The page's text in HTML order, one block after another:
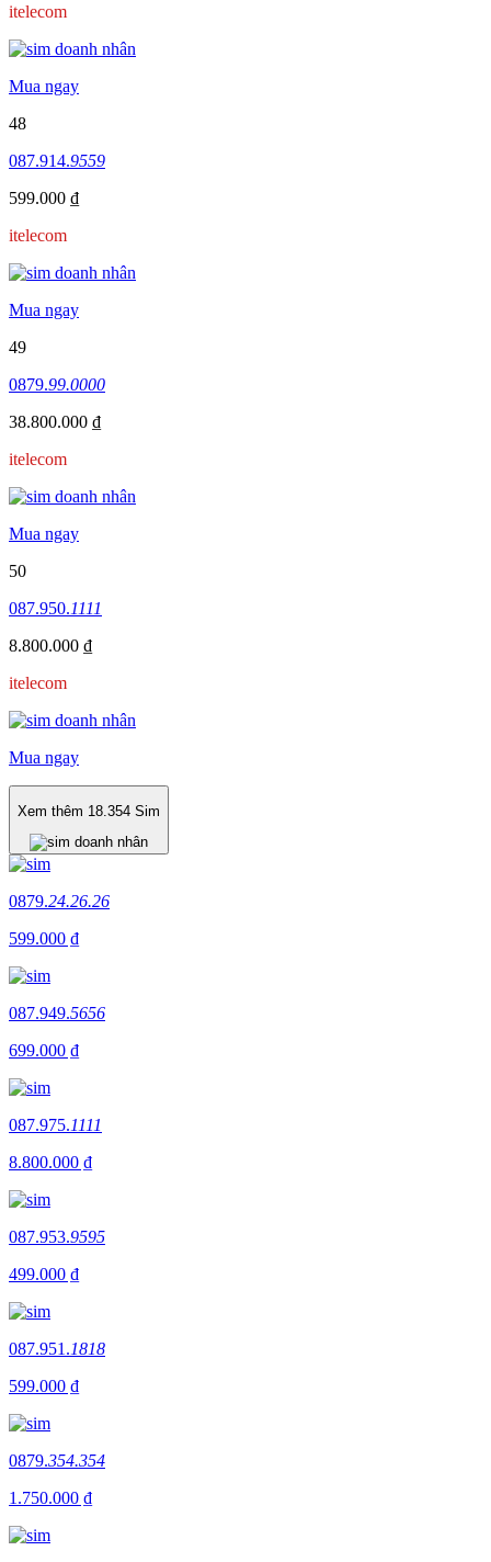
itelecom
Mua ngay
48
087.914.9559
599.000 ₫
itelecom
Mua ngay
49
0879.99.0000
38.800.000 ₫
itelecom
Mua ngay
50
087.950.1111
8.800.000 ₫
itelecom
Mua ngay
Xem thêm 18.354 Sim
0879.24.26.26
599.000 ₫
087.949.5656
699.000 ₫
087.975.1111
8.800.000 ₫
087.953.9595
499.000 ₫
087.951.1818
599.000 ₫
0879.354.354
1.750.000 ₫